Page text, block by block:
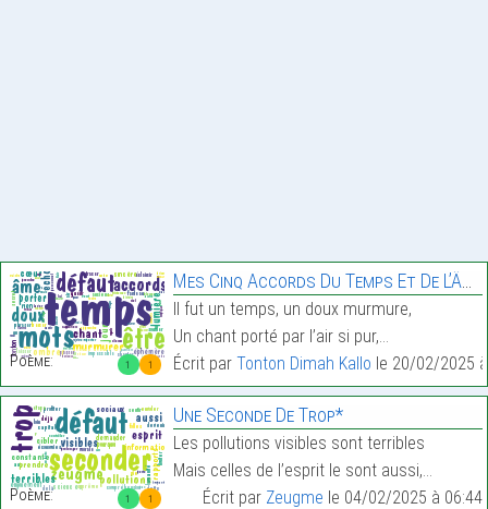
1 1
Poème:
Mes Cinq Accords Du Temps Et De L’Âme,
Il fut un temps, un doux murmure,
Un chant porté par l’air si pur,…
Écrit par Tonton Dimah Kallo le 20/02/2025
1 1
Poème:
Une Seconde De Trop*
Les pollutions visibles sont terribles
Mais celles de l’esprit le sont aussi,…
Écrit par Zeugme le 04/02/2025 à 06:44